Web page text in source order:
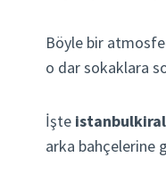
Böyle bir
o dar sokaklara
İşte
arka bahçelerine